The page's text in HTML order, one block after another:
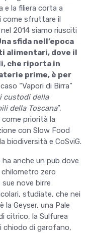
e la filiera corta a
come sfruttare il
2014 siamo riusciti
sfida nell’epoca
alimentari, dove il
che riporta in
prime, è per
caso “Vapori di Birra”
custodi della
della Toscana”,
priorità la
con Slow Food
biodiversità e CoSviG.
ha anche un pub dove
zero
nove birre
studiate, che nei
la Geyser, una Pale
citrico, la Sulfurea
chiodo di garofano,